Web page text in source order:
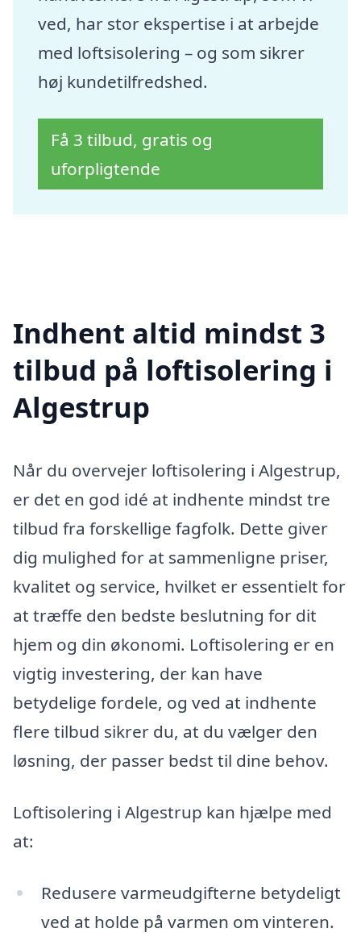
ved, har stor ekspertise i at arbejde
med loftsisolering – og som sikrer
høj kundetilfredshed.
Få 3 tilbud, gratis og
uforpligtende
Indhent altid mindst 3
tilbud på loftisolering i
Algestrup
Når du overvejer loftisolering i Algestrup,
er det en god idé at indhente mindst tre
tilbud fra forskellige fagfolk. Dette giver
dig mulighed for at sammenligne priser,
kvalitet og service, hvilket er essentielt for
at træffe den bedste beslutning for dit
hjem og din økonomi. Loftisolering er en
vigtig investering, der kan have
betydelige fordele, og ved at indhente
flere tilbud sikrer du, at du vælger den
løsning, der passer bedst til dine behov.
Loftisolering i Algestrup kan hjælpe med
at:
Redusere varmeudgifterne betydeligt
ved at holde på varmen om vinteren.